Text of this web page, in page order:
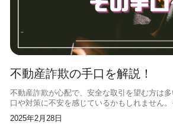
不動産詐欺の手口を解説！
不動産詐欺が心配で、安全な取引を望む方は
口や対策に不安を感じているかもしれません
は、不動産詐欺の手口や被害に遭わないため
します。 不動産詐欺の基本的な手口と
2025年2月28日